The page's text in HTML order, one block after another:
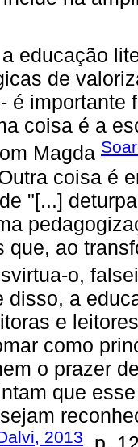
educação
de
é importante
coisa é a
Magda
coisa é
"[...]
que, ao
o,
disso, a
e
como
o prazer
que
2013